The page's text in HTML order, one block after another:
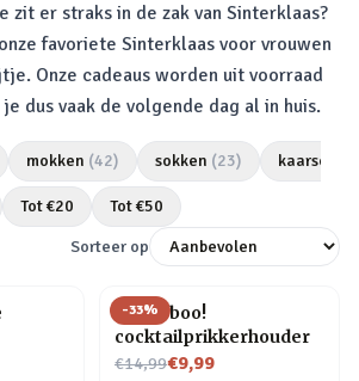
zit er straks in de zak van Sinterklaas?
favoriete Sinterklaas voor vrouwen
Onze cadeaus worden uit voorraad
dus vaak de volgende dag al in huis.
mokken (42) sokken (23) kaarsen
Tot €20 Tot €50
Sorteer op
-33%
Pick a boo!
cocktailprikkerhouder
€14,99
Nu voor€9,99